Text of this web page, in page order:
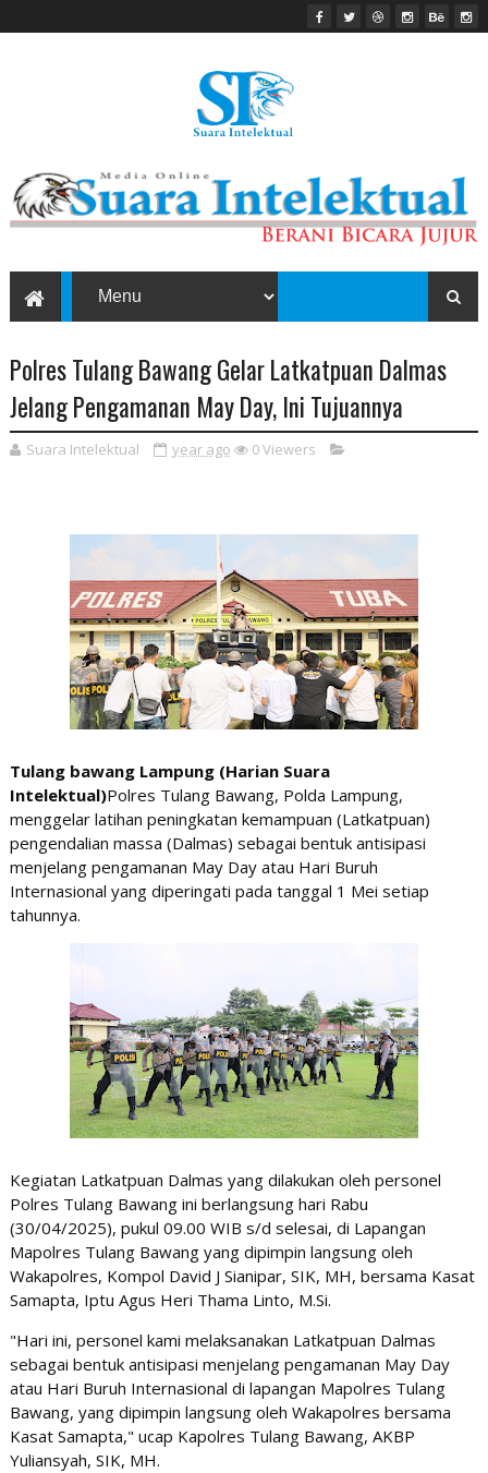
Polres Tulang Bawang Gelar Latkatpuan Dalmas
Jelang Pengamanan May Day, Ini Tujuannya
Suara Intelektual year ago 0Viewers
Tulang bawang Lampung (Harian Suara
Intelektual)Polres Tulang Bawang, Polda Lampung,
menggelar latihan peningkatan kemampuan (Latkatpuan)
pengendalian massa (Dalmas) sebagai bentuk antisipasi
menjelang pengamanan May Day atau Hari Buruh
Internasional yang diperingati pada tanggal 1 Mei setiap
tahunnya.
Kegiatan Latkatpuan Dalmas yang dilakukan oleh personel
Polres Tulang Bawang ini berlangsung hari Rabu
(30/04/2025), pukul 09.00 WIB s/d selesai, di Lapangan
Mapolres Tulang Bawang yang dipimpin langsung oleh
Wakapolres, Kompol David J Sianipar, SIK, MH, bersama Kasat
Samapta, Iptu Agus Heri Thama Linto, M.Si.
"Hari ini, personel kami melaksanakan Latkatpuan Dalmas
sebagai bentuk antisipasi menjelang pengamanan May Day
atau Hari Buruh Internasional di lapangan Mapolres Tulang
Bawang, yang dipimpin langsung oleh Wakapolres bersama
Kasat Samapta," ucap Kapolres Tulang Bawang, AKBP
Yuliansyah, SIK, MH.